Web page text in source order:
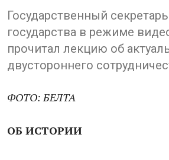
Государственный
государства в режиме
прочитал лекцию об
двустороннего
ФОТО: БЕЛТА
ОБ ИСТОРИИ